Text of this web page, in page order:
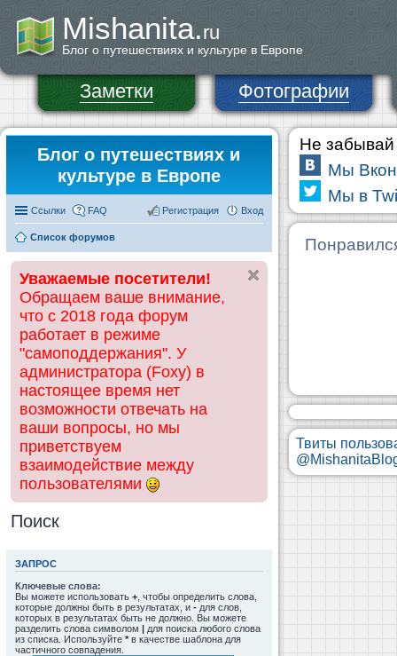
Mishanita.ru
Блог о путешествиях и культуре в Европе
Заметки Фотографии
Блог о путешествиях и
культуре в Европе
Ссылки FAQ Вход
Регистрация
Список форумов
Уважаемые посетители!
Обращаем ваше внимание,
что с 2018 года форум
работает в режиме
"самоподдержания". У
администратора (Foxy) в
настоящее время нет
возможности отвечать на
ваши вопросы, но мы
приветствуем
взаимодействие между
пользователями
Поиск
ЗАПРОС
Ключевые слова:
Вы можете использовать + , чтобы определить слова,
которые должны быть в результатах, и - для слов,
которых в результатах быть не должно. Вы можете
разделить слова символом | для поиска любого слова
из списка. Используйте * в качестве шаблона для
частичного совпадения.
Не забывай
Мы
Мы в
Твиты